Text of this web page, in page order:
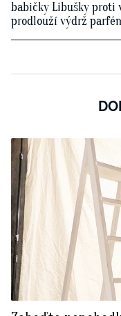
babičky Libušky proti
prodlouží výdrž